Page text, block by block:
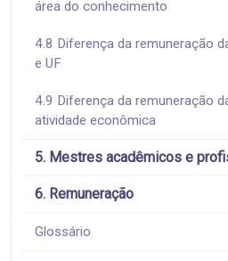
área do conhecimento
4.8 Diferença da remuneração
e UF
4.9 Diferença da remuneração
atividade econômica
5. Mestres acadêmicos e
6. Remuneração
Glossário